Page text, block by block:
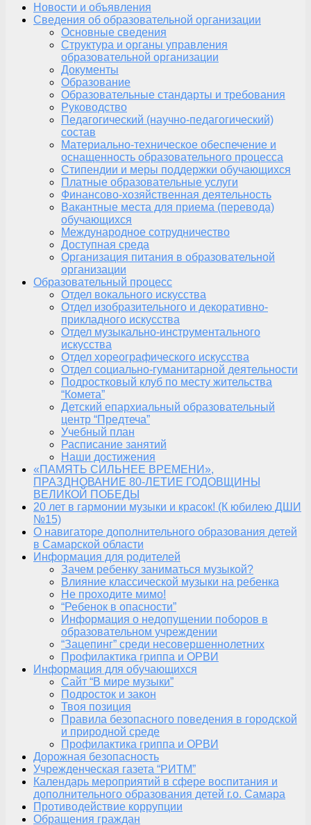
Новости и объявления
Сведения об образовательной организации
Основные сведения
Структура и органы управления
образовательной организации
Документы
Образование
Образовательные стандарты и требования
Руководство
Педагогический (научно-педагогический)
состав
Материально-техническое обеспечение и
оснащенность образовательного процесса
Стипендии и меры поддержки обучающихся
Платные образовательные услуги
Финансово-хозяйственная деятельность
Вакантные места для приема (перевода)
обучающихся
Международное сотрудничество
Доступная среда
Организация питания в образовательной
организации
Образовательный процесс
Отдел вокального искусства
Отдел изобразительного и декоративно-
прикладного искусства
Отдел музыкально-инструментального
искусства
Отдел хореографического искусства
Отдел социально-гуманитарной деятельности
Подростковый клуб по месту жительства
“Комета”
Детский епархиальный образовательный
центр “Предтеча”
Учебный план
Расписание занятий
Наши достижения
«ПАМЯТЬ СИЛЬНЕЕ ВРЕМЕНИ»,
ПРАЗДНОВАНИЕ 80-ЛЕТИЕ ГОДОВЩИНЫ
ВЕЛИКОЙ ПОБЕДЫ
20 лет в гармонии музыки и красок! (К юбилею ДШИ
№15)
О навигаторе дополнительного образования детей
в Самарской области
Информация для родителей
Зачем ребенку заниматься музыкой?
Влияние классической музыки на ребенка
Не проходите мимо!
“Ребенок в опасности”
Информация о недопущении поборов в
образовательном учреждении
“Зацепинг” среди несовершеннолетних
Профилактика гриппа и ОРВИ
Информация для обучающихся
Сайт “В мире музыки”
Подросток и закон
Твоя позиция
Правила безопасного поведения в городской
и природной среде
Профилактика гриппа и ОРВИ
Дорожная безопасность
Учрежденческая газета “РИТМ”
Календарь мероприятий в сфере воспитания и
дополнительного образования детей г.о. Самара
Противодействие коррупции
Обращения граждан